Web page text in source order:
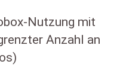
Nutzung mit
Anzahl an